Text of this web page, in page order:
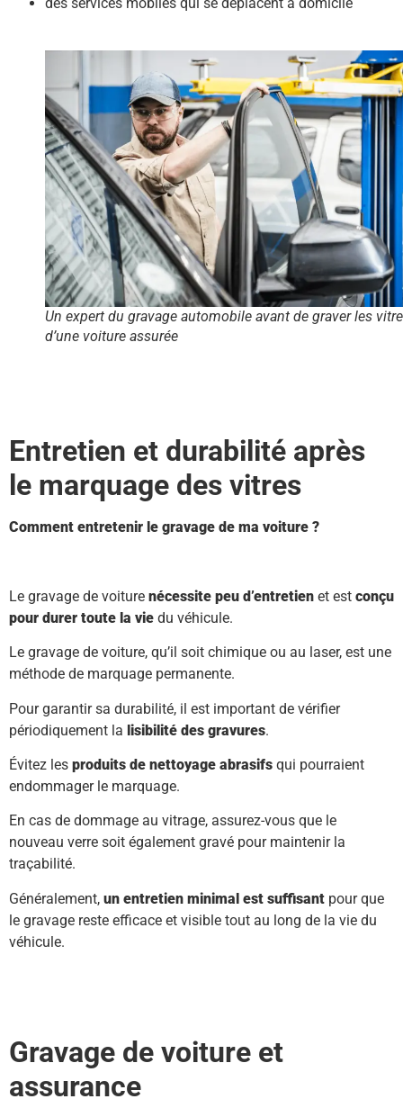
Un expert du gravage automobile avant de graver les
d’une voiture assurée
Entretien et durabilité après
le marquage des vitres
Comment entretenir le gravage de ma voiture ?
Le gravage de voiture nécessite peu d’entretien et est conçu
pour durer toute la vie du véhicule.
Le gravage de voiture, qu’il soit chimique ou au laser, est une
méthode de marquage permanente.
Pour garantir sa durabilité, il est important de vérifier
périodiquement la lisibilité des gravures.
Évitez les produits de nettoyage abrasifs qui pourraient
endommager le marquage.
En cas de dommage au vitrage, assurez-vous que le
nouveau verre soit également gravé pour maintenir la
traçabilité.
Généralement, un entretien minimal est suffisant pour que
le gravage reste efficace et visible tout au long de la vie du
véhicule.
Gravage de voiture et
assurance